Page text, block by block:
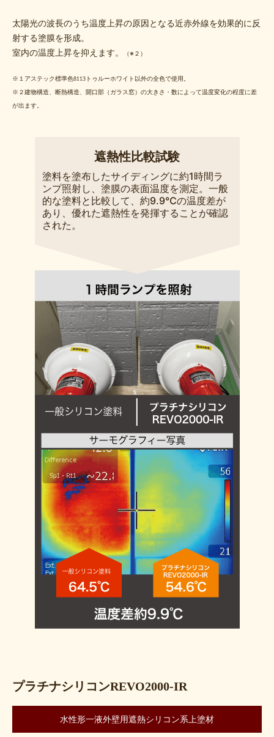
太陽光の波長のうち温度上昇の原因となる近赤外線を効果的に反
射する塗膜を形成。
室内の温度上昇を抑えます。
（※２）
※１アステック標準色8113トゥルーホワイト以外の全色で使用。
※２建物構造、断熱構造、開口部（ガラス窓）の大きさ・数によって温度変化の程度に差
が出ます。
遮熱性比較試験
塗料を塗布したサイディングに約1時間ラ
ンプ照射し、塗膜の表面温度を測定。一般
的な塗料と比較して、約9.9℃の温度差が
あり、優れた遮熱性を発揮することが確認
された。
プラチナシリコンREVO2000-IR
水性形一液外壁用遮熱シリコン系上塗材